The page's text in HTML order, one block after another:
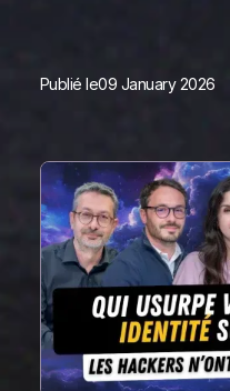
Publié le09 January 2026